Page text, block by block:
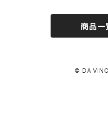
商品一
© DA